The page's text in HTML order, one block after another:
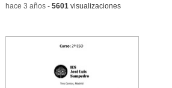
-hace 3 años- 5601 visualizaciones